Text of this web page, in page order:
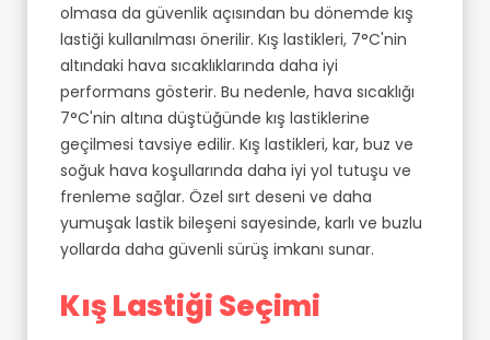
olmasa da güvenlik açısından bu dönemde kış
lastiği kullanılması önerilir. Kış lastikleri, 7°C'nin
altındaki hava sıcaklıklarında daha iyi
performans gösterir. Bu nedenle, hava sıcaklığı
7°C'nin altına düştüğünde kış lastiklerine
geçilmesi tavsiye edilir. Kış lastikleri, kar, buz ve
soğuk hava koşullarında daha iyi yol tutuşu ve
frenleme sağlar. Özel sırt deseni ve daha
yumuşak lastik bileşeni sayesinde, karlı ve buzlu
yollarda daha güvenli sürüş imkanı sunar.
Kış Lastiği Seçimi